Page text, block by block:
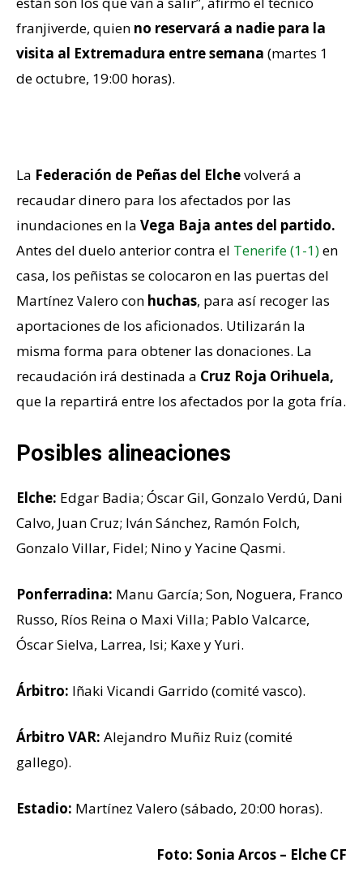
franjiverde, quien no reservará a nadie para la
visita al Extremadura entre semana (martes 1
de octubre, 19:00 horas).
La Federación de Peñas del Elchevolverá a
recaudar dinero para los afectados por las
inundaciones en la Vega Baja antes del partido.
Antes del duelo anterior contra el Tenerife (1-1)en
casa, los peñistas se colocaron en las puertas del
Martínez Valero con huchas, para así recoger las
aportaciones de los aficionados. Utilizarán la
misma forma para obtener las donaciones. La
recaudación irá destinada a Cruz Roja Orihuela,
que la repartirá entre los afectados por la gota fría.
Posibles alineaciones
Elche: Edgar Badia; Óscar Gil, Gonzalo Verdú, Dani
Calvo, Juan Cruz; Iván Sánchez, Ramón Folch,
Gonzalo Villar, Fidel; Nino y Yacine Qasmi.
Ponferradina: Manu García; Son, Noguera, Franco
Russo, Ríos Reina o Maxi Villa; Pablo Valcarce,
Óscar Sielva, Larrea, Isi; Kaxe y Yuri.
Árbitro: Iñaki Vicandi Garrido (comité vasco).
Árbitro VAR: Alejandro Muñiz Ruiz (comité
gallego).
Estadio: Martínez Valero (sábado, 20:00 horas).
Foto: Sonia Arcos – Elche CF